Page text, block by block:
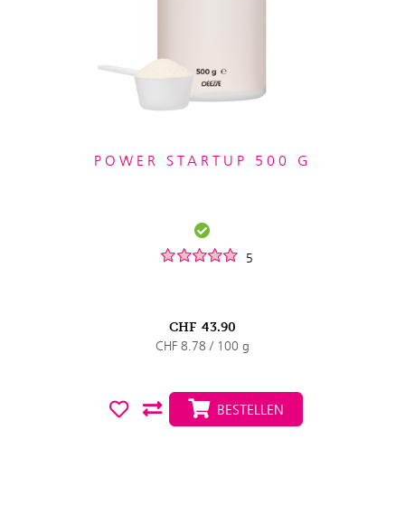
POWER STARTUP 500 G
5
CHF 43.90
CHF 8.78 / 100 g
BESTELLEN